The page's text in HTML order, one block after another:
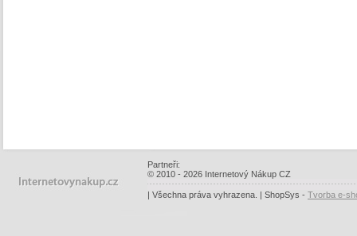
Partneři:
© 2010 - 2026 Internetový Nákup CZ
| Všechna práva vyhrazena. | ShopSys - Tvorba e-